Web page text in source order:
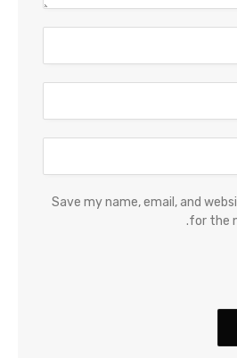
Save my name, email, and
for the